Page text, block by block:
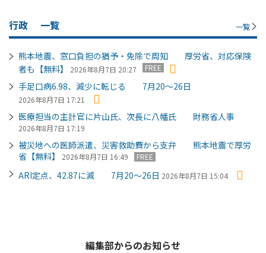
行政 一覧 一覧
熊本地震、窓口負担の猶予・免除で周知 厚労省、対応保険
者も【無料】
2026年8月7日 20:27 FREE
手足口病6.98、減少に転じる 7月20～26日
2026年8月7日 17:21
医療担当の主計官に片山氏、次長に八幡氏 財務省人事
2026年8月7日 17:19
被災地への医師派遣、災害救助費から支弁 熊本地震で厚労
省【無料】
2026年8月7日 16:49 FREE
ARI定点、42.87に減 7月20～26日 2026年8月7日 15:04
編集部からのお知らせ